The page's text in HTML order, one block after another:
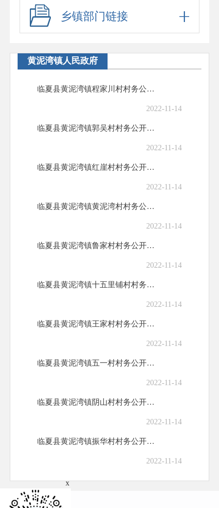
乡镇部门链接
黄泥湾镇人民政府
临夏县黄泥湾镇程家川村村务公开标准目录
2022-11-14
临夏县黄泥湾镇郭吴村村务公开标准目录
2022-11-14
临夏县黄泥湾镇红崖村村务公开标准目录
2022-11-14
临夏县黄泥湾镇黄泥湾村村务公开标准目录
2022-11-14
临夏县黄泥湾镇鲁家村村务公开标准目录
2022-11-14
临夏县黄泥湾镇十五里铺村村务公开标准目录
2022-11-14
临夏县黄泥湾镇王家村村务公开标准目录
2022-11-14
临夏县黄泥湾镇五一村村务公开标准目录
2022-11-14
临夏县黄泥湾镇阴山村村务公开标准目录
2022-11-14
临夏县黄泥湾镇振华村村务公开标准目录
2022-11-14
x